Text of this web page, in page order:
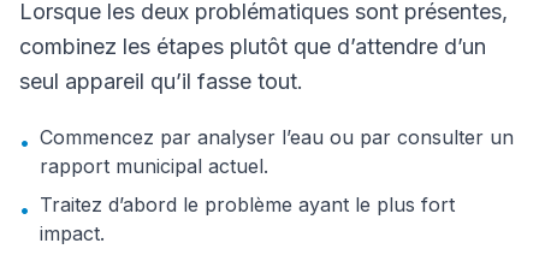
Lorsque les deux problématiques sont présentes,
combinez les étapes plutôt que d’attendre d’un
seul appareil qu’il fasse tout.
• Commencez par analyser l’eau ou par consulter un
rapport municipal actuel.
• Traitez d’abord le problème ayant le plus fort
impact.